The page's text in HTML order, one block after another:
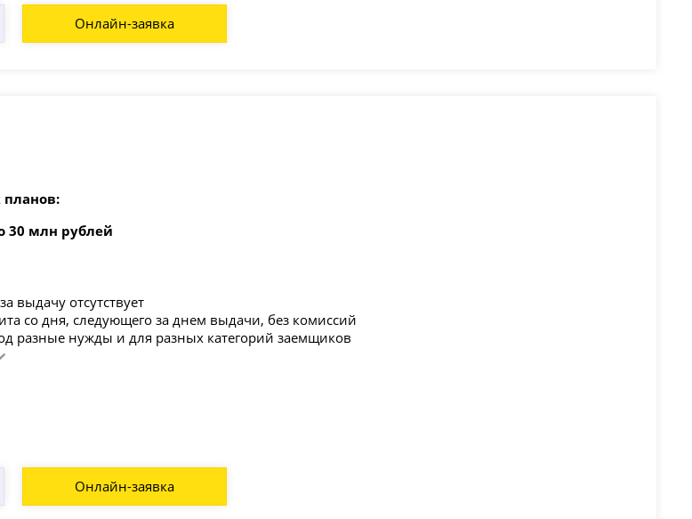
Онлайн-заявка
планов:
30 млн рублей
выдачу отсутствует
со дня, следующего за днем выдачи, без комиссий
разные нужды и для разных категорий заемщиков
Онлайн-заявка